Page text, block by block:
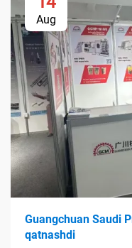
Aug
Guangchuan Saudi
qatnashdi